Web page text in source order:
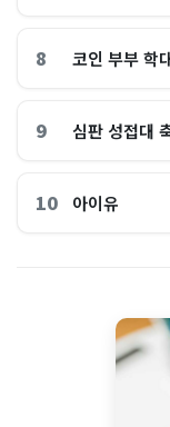
8 코인 부부 학
9 심판 성접대
10 아이유